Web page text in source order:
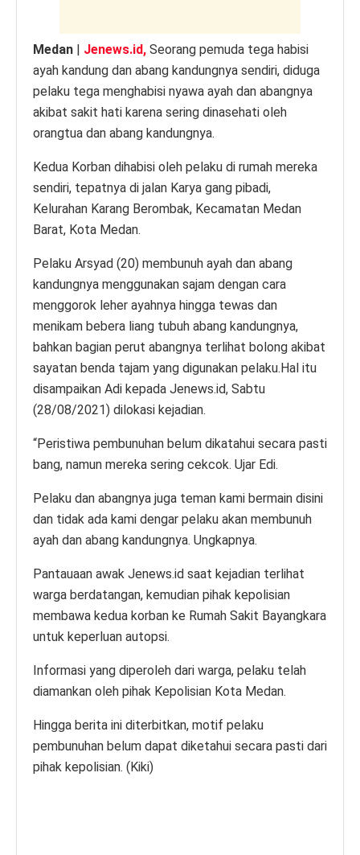
Medan | Jenews.id, Seorang pemuda tega habisi
ayah kandung dan abang kandungnya sendiri, diduga
pelaku tega menghabisi nyawa ayah dan abangnya
akibat sakit hati karena sering dinasehati oleh
orangtua dan abang kandungnya.
Kedua Korban dihabisi oleh pelaku di rumah mereka
sendiri, tepatnya di jalan Karya gang pibadi,
Kelurahan Karang Berombak, Kecamatan Medan
Barat, Kota Medan.
Pelaku Arsyad (20) membunuh ayah dan abang
kandungnya menggunakan sajam dengan cara
menggorok leher ayahnya hingga tewas dan
menikam bebera liang tubuh abang kandungnya,
bahkan bagian perut abangnya terlihat bolong akibat
sayatan benda tajam yang digunakan pelaku.Hal itu
disampaikan Adi kepada Jenews.id, Sabtu
(28/08/2021) dilokasi kejadian.
“Peristiwa pembunuhan belum dikatahui secara pasti
bang, namun mereka sering cekcok. Ujar Edi.
Pelaku dan abangnya juga teman kami bermain disini
dan tidak ada kami dengar pelaku akan membunuh
ayah dan abang kandungnya. Ungkapnya.
Pantauaan awak Jenews.id saat kejadian terlihat
warga berdatangan, kemudian pihak kepolisian
membawa kedua korban ke Rumah Sakit Bayangkara
untuk keperluan autopsi.
Informasi yang diperoleh dari warga, pelaku telah
diamankan oleh pihak Kepolisian Kota Medan.
Hingga berita ini diterbitkan, motif pelaku
pembunuhan belum dapat diketahui secara pasti dari
pihak kepolisian. (Kiki)